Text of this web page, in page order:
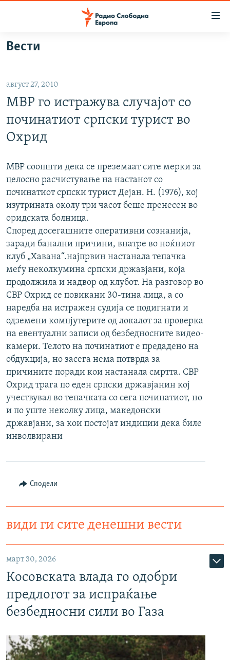
Оди
на
главната
навигација
Премини
на
ВИЗУЕЛНО
ШТО ТРЕБА ДА ЗНАЕТЕ
ПРИЈАВИ СЕ ЗА ЊУЗЛЕТЕР
ПОДКАСТ ЗОШТО?
СЛЕДЕТЕ НЕ
РСЕ веб страници
Вести
август 27, 2010
МВР го истражува случајот со
починатиот српски турист во
Охрид
МВР соопшти дека се преземаат сите мерки за
целосно расчистување на настанот со
починатиот српски турист Дејан. Н. (1976), кој
изутрината околу три часот беше пренесен во
оридската болница.
Според досегашните оперативни сознанија,
заради банални причини, внатре во ноќниот
клуб „Хавана“.најпрвин настанала тепачка
меѓу неколкумина српски државјани, која
продолжила и надвор од клубот. На разговор во
СВР Охрид се повикани 30-тина лица, а со
наредба на истражен судија се подигнати и
одземени компјутерите од локалот за проверка
на евентуални записи од безбедносните видео-
камери. Телото на починатиот е предадено на
обдукција, но засега нема потврда за
причините поради кои настанала смртта. СВР
Охрид трага по еден српски државјанин кој
учествувал во тепачката со сега починатиот, но
и по уште неколку лица, македонски
државјани, за кои постојат индиции дека биле
инволвирани
Сподели
види ги сите денешни вести
март 30, 2026
Косовската влада го одобри
предлогот за испраќање
безбедносни сили во Газа